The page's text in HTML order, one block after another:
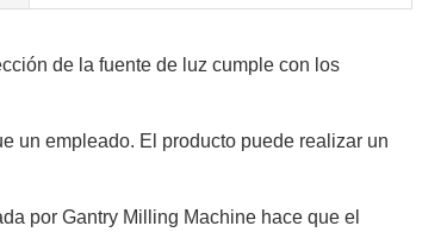
de la fuente de luz cumple con los
un empleado. El producto puede realizar un
por Gantry Milling Machine hace que el